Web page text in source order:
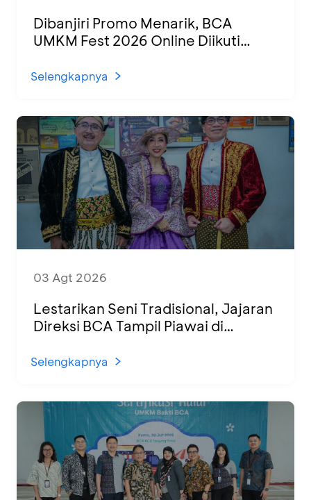
Dibanjiri Promo Menarik, BCA
UMKM Fest 2026 Online Diikuti
Selengkapnya
03 Agt 2026
Lestarikan Seni Tradisional, Jajaran
Direksi BCA Tampil Piawai di
Selengkapnya